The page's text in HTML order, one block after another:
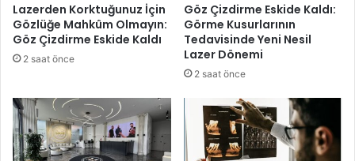
e
i
l
e
r
i
Lazerden Korktuğunuz İçin
Gözlüğe Mahkûm Olmayın:
Göz Çizdirme Eskide Kaldı
2 saat önce
Göz Çizdirme Eskide Kaldı:
Görme Kusurlarının
Tedavisinde Yeni Nesil
Lazer Dönemi
2 saat önce